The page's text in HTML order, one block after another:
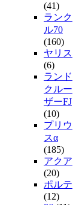
(41)
ランク
ル70
(160)
ヤリス
(6)
ランド
クルー
ザーFJ
(10)
プリウ
スα
(185)
アクア
(20)
ポルテ
(12)